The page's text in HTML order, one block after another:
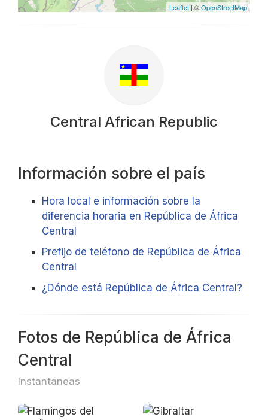
Leaflet | ©OpenStreetMap
Central African Republic
Información sobre el país
Hora local e información sobre la
diferencia horaria en República de África
Central
Prefijo de teléfono de República de África
Central
¿Dónde está República de África Central?
Fotos de República de África
Central
Instantáneas